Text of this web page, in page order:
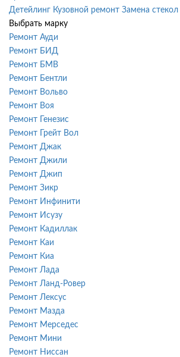
Детейлинг Кузовной ремонт Замена стекол
Выбрать марку
Ремонт Ауди
Ремонт БИД
Ремонт БМВ
Ремонт Бентли
Ремонт Вольво
Ремонт Воя
Ремонт Генезис
Ремонт Грейт Вол
Ремонт Джак
Ремонт Джили
Ремонт Джип
Ремонт Зикр
Ремонт Инфинити
Ремонт Исузу
Ремонт Кадиллак
Ремонт Каи
Ремонт Киа
Ремонт Лада
Ремонт Ланд-Ровер
Ремонт Лексус
Ремонт Мазда
Ремонт Мерседес
Ремонт Мини
Ремонт Ниссан